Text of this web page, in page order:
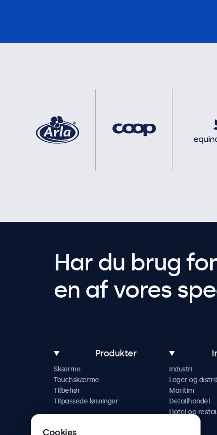
Har du brug
en af vores
Produkter
Skærme
Touchskærme
Tilbehør
Tilpassede løsninger
Industri
Lager og
Maritim
Detailhandel
Hotel og
Cookies